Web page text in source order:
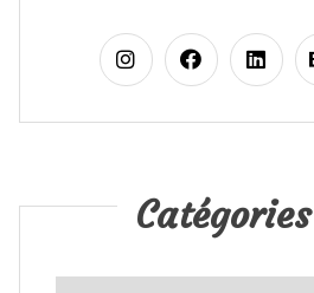
Catégories